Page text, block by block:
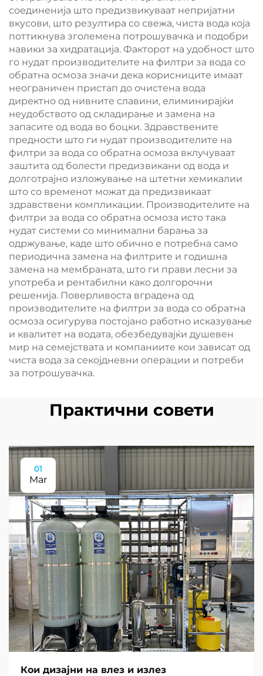
соединенија што предизвикуваат непријатни
вкусови, што резултира со свежа, чиста вода која
поттикнува зголемена потрошувачка и подобри
навики за хидратација. Факторот на удобност што
го нудат производителите на филтри за вода со
обратна осмоза значи дека корисниците имаат
неограничен пристап до очистена вода
директно од нивните славини, елиминирајќи
неудобството од складирање и замена на
запасите од вода во боцки. Здравствените
предности што ги нудат производителите на
филтри за вода со обратна осмоза вклучуваат
заштита од болести предизвикани од вода и
долготрајно изложување на штетни хемикалии
што со временот можат да предизвикаат
здравствени компликации. Производителите на
филтри за вода со обратна осмоза исто така
нудат системи со минимални барања за
одржување, каде што обично е потребна само
периодична замена на филтрите и годишна
замена на мембраната, што ги прави лесни за
употреба и рентабилни како долгорочни
решенија. Поверливоста вградена од
производителите на филтри за вода со обратна
осмоза осигурува постојано работно исказување
и квалитет на водата, обезбедувајќи душевен
мир на семејствата и компаниите кои зависат од
чиста вода за секојдневни операции и потреби
за потрошувачка.
Практични совети
01
Mar
Кои дизајни на влез и излез